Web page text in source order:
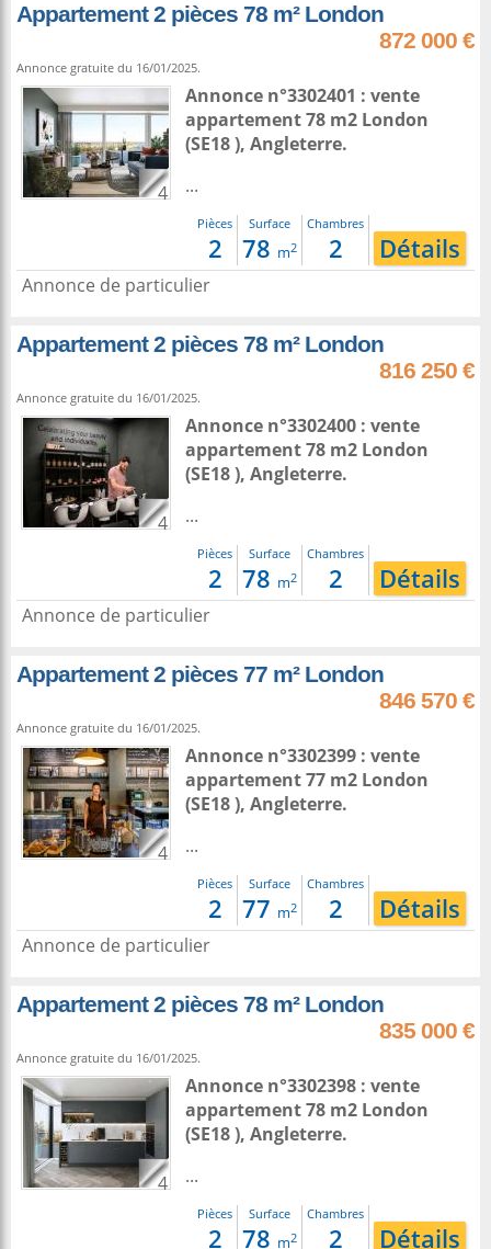
Appartement 2 pièces 78 m² London
872 000 €
Annonce gratuite du 16/01/2025.
4
Annonce n°3302401 : vente
appartement 78 m2 London
(SE18 ), Angleterre.
...
Pièces
2
Surface
78 m2
Chambres
2 Détails
Annonce de particulier
Appartement 2 pièces 78 m² London
816 250 €
Annonce gratuite du 16/01/2025.
4
Annonce n°3302400 : vente
appartement 78 m2 London
(SE18 ), Angleterre.
...
Pièces
2
Surface
78 m2
Chambres
2 Détails
Annonce de particulier
Appartement 2 pièces 77 m² London
846 570 €
Annonce gratuite du 16/01/2025.
4
Annonce n°3302399 : vente
appartement 77 m2 London
(SE18 ), Angleterre.
...
Pièces
2
Surface
77 m2
Chambres
2 Détails
Annonce de particulier
Appartement 2 pièces 78 m² London
835 000 €
Annonce gratuite du 16/01/2025.
4
Annonce n°3302398 : vente
appartement 78 m2 London
(SE18 ), Angleterre.
...
Pièces
2
Surface
78 m2
Chambres
2 Détails